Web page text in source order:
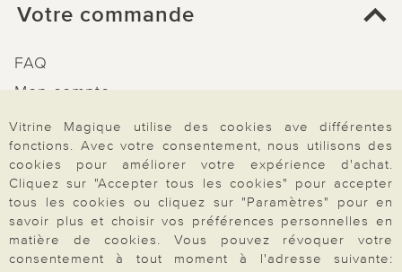
Votre commande
FAQ
Mon compte
Inscription Newsletter
Demande de catalogue
Données personnelles
Droit de rétractation
Rétractation
Vitrine Magique utilise des cookies ave différentes
fonctions. Avec votre consentement, nous utilisons des
cookies pour améliorer votre expérience d'achat.
Cliquez sur "Accepter tous les cookies" pour accepter
tous les cookies ou cliquez sur "Paramètres" pour en
savoir plus et choisir vos préférences personnelles en
matière de cookies. Vous pouvez révoquer votre
consentement à tout moment à l'adresse suivante: